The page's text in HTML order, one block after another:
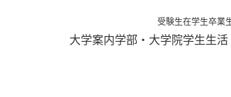
大学案内学部・大学院学生生
受験生在学生卒業